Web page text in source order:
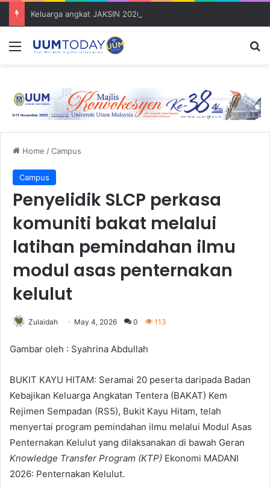
Menu
Home /Campus
Campus
Penyelidik SLCP perkasa
komuniti bakat melalui
latihan pemindahan ilmu
modul asas penternakan
kelulut
Zulaidah May 4, 2026 0 113
Gambar oleh : Syahrina Abdullah
BUKIT KAYU HITAM: Seramai 20 peserta daripada Badan
Kebajikan Keluarga Angkatan Tentera (BAKAT) Kem
Rejimen Sempadan (RS5), Bukit Kayu Hitam, telah
menyertai program pemindahan ilmu melalui Modul Asas
Penternakan Kelulut yang dilaksanakan di bawah Geran
Knowledge Transfer Program (KTP) Ekonomi MADANI
2026: Penternakan Kelulut.